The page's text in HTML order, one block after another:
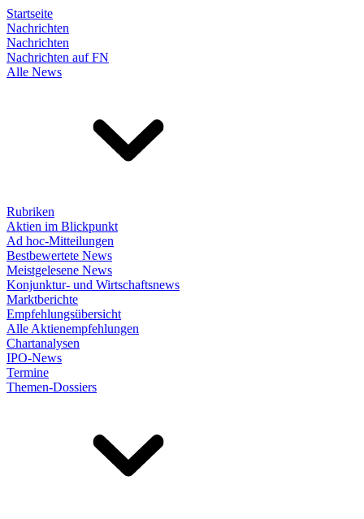
Startseite
Nachrichten
Nachrichten
Nachrichten auf FN
Alle News
Rubriken
Aktien im Blickpunkt
Ad hoc-Mitteilungen
Bestbewertete News
Meistgelesene News
Konjunktur- und Wirtschaftsnews
Marktberichte
Empfehlungsübersicht
Alle Aktienempfehlungen
Chartanalysen
IPO-News
Termine
Themen-Dossiers